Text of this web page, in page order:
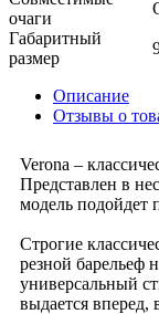
очаги
Габаритный
размер
Описание
Отзывы о
Verona –
Представлен в
модель подойдет
Строгие
резной барельеф
универсальный
выдается вперед,